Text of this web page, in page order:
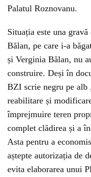
Palatul Roznovanu.
Situația este una
Bălan, pe care i-a
și Verginia Bălan, nu
construire. Deși în
BZI scrie negru pe alb
reabilitare și
împrejmuire teren
complet clădirea și a
Asta pentru a
aștepte autorizația de
evita elaborarea unui